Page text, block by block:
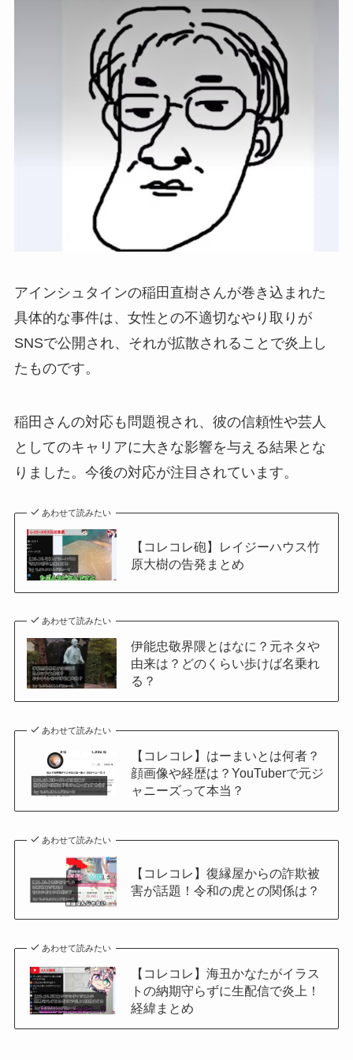
アインシュタインの稲田直樹さんが巻き込まれた
具体的な事件は、女性との不適切なやり取りが
SNSで公開され、それが拡散されることで炎上し
たものです。
稲田さんの対応も問題視され、彼の信頼性や芸人
としてのキャリアに大きな影響を与える結果とな
りました。今後の対応が注目されています。
あわせて読みたい
【コレコレ砲】レイジーハウス竹
原大樹の告発まとめ
あわせて読みたい
伊能忠敬界隈とはなに？元ネタや
由来は？どのくらい歩けば名乗れ
る？
あわせて読みたい
【コレコレ】はーまいとは何者？
顔画像や経歴は？YouTuberで元ジ
ャニーズって本当？
あわせて読みたい
【コレコレ】復縁屋からの詐欺被
害が話題！令和の虎との関係は？
あわせて読みたい
【コレコレ】海丑かなたがイラス
トの納期守らずに生配信で炎上！
経緯まとめ